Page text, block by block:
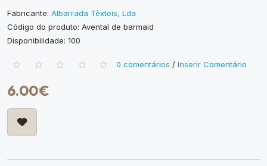
Fabricante: Albarrada Têxteis, Lda
Código do produto: Avental de barmaid
Disponibilidade: 100
0 comentários / Inserir Comentário
6.00€